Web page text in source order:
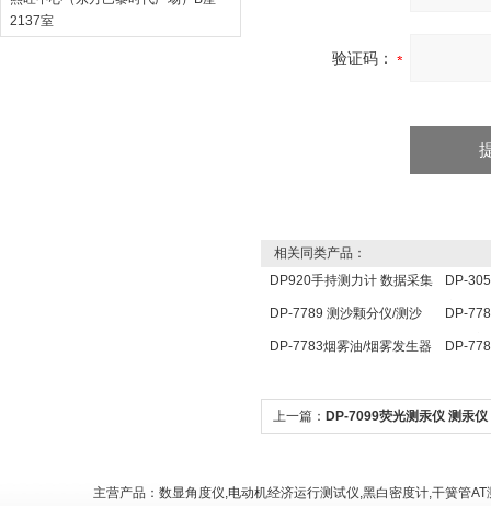
2137室
验证码：
相关同类产品：
DP920手持测力计 数据采集
分析仪 压力传感器仪表
DP-
定仪
DP-7789 测沙颗分仪/测沙
颗分仪/ 测沙颗检测仪
DP-
点温度
DP-7783烟雾油/烟雾发生器
DP-
上一篇： DP-7099荧光测汞仪 测汞仪
主营产品：数显角度仪,电动机经济运行测试仪,黑白密度计,干簧管